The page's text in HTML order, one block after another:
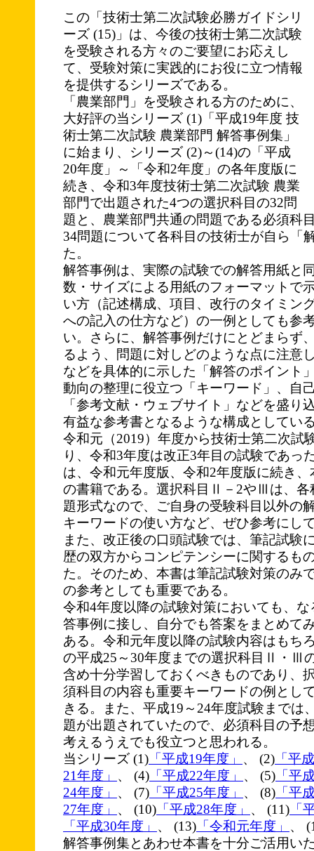
この「技術士第二次試験必勝ガイドシリ
ーズ (15)」は、今後の技術士第二次試験
を受験される方々のご要望にお応えし
て、受験対策に実践的にお役に立つ情報
を提供するシリーズである。
「農業部門」を受験される方のために、
大好評の当シリーズ (1)「平成19年度 技
術士第二次試験 農業部門 解答事例集」
に始まり、シリーズ (2)～(14)の「平成
20年度」～「令和2年度」の各年度版に
続き、令和3年度技術士第二次試験 農業
部門で出題された4つの選択科目の32問
題と、農業部門共通の問題である必須科
34問題について各科目の技術士が自ら「
た。
解答事例は、実際の試験での解答用紙と
数・サイズによる用紙のフォーマットで
い方（記述構成、項目、改行のタイミン
への記入の仕方など）の一例としても参
い。さらに、解答事例だけにとどまらず
るよう、問題に対しどのような点に注意
などを具体的に示した「解答のポイント
動向の整理に役立つ「キーワード」、自
「参考文献・ウェブサイト」などを盛り
有益な参考書となるような構成としてい
令和元（2019）年度から技術士第二次試
り、令和3年度は改正3年目の試験であっ
は、令和元年度版、令和2年度版に続き
の書籍である。選択科目Ⅱ－2やⅢは、各
題形式なので、ご自身の受験科目以外の
キーワードの使い方など、ぜひ参考にし
また、改正後の口頭試験では、筆記試験
歴の双方からコンピテンシーに関するも
た。そのため、本書は筆記試験対策のみ
の参考としても重要である。
令和4年度以降の試験対策においても、
答事例に接し、自分でも答案をまとめて
ある。令和元年度以降の試験内容はもち
の平成25～30年度までの選択科目Ⅱ・Ⅲ
含め十分学習しておくべきものであり、
須科目の内容も重要キーワードの例とし
きる。また、平成19～24年度試験までは
題が出題されていたので、必須科目の予
考えるうえでも役立つと思われる。
当シリーズ (1) 「平成19年度」 、 (2) 「平
21年度」 、 (4) 「平成22年度」 、 (5) 「平
24年度」 、 (7) 「平成25年度」 、 (8) 「平
27年度」 、 (10) 「平成28年度」 、 (11) 「
「平成30年度」 、 (13) 「令和元年度」 、
解答事例集とあわせ本書を十分ご活用い